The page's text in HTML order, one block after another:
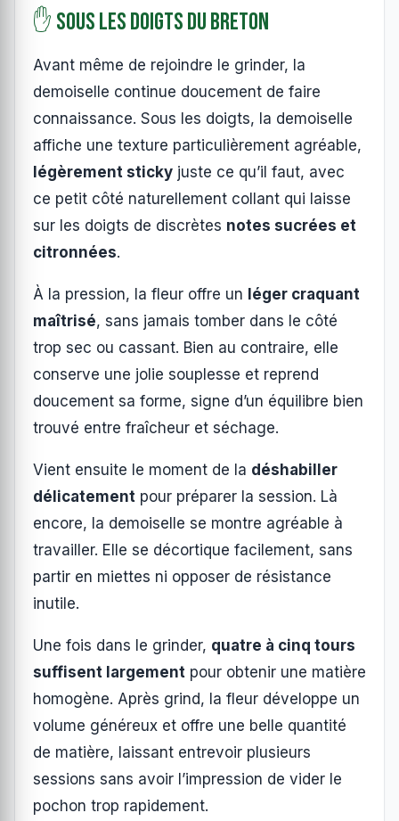
✋ Sous les doigts du Breton
Avant même de rejoindre le grinder, la
demoiselle continue doucement de faire
connaissance. Sous les doigts, la demoiselle
affiche une texture particulièrement agréable,
légèrement sticky juste ce qu’il faut, avec
ce petit côté naturellement collant qui laisse
sur les doigts de discrètes notes sucrées et
citronnées.
À la pression, la fleur offre un léger craquant
maîtrisé, sans jamais tomber dans le côté
trop sec ou cassant. Bien au contraire, elle
conserve une jolie souplesse et reprend
doucement sa forme, signe d’un équilibre bien
trouvé entre fraîcheur et séchage.
Vient ensuite le moment de la déshabiller
délicatement pour préparer la session. Là
encore, la demoiselle se montre agréable à
travailler. Elle se décortique facilement, sans
partir en miettes ni opposer de résistance
inutile.
Une fois dans le grinder, quatre à cinq tours
suffisent largement pour obtenir une matière
homogène. Après grind, la fleur développe un
volume généreux et offre une belle quantité
de matière, laissant entrevoir plusieurs
sessions sans avoir l’impression de vider le
pochon trop rapidement.